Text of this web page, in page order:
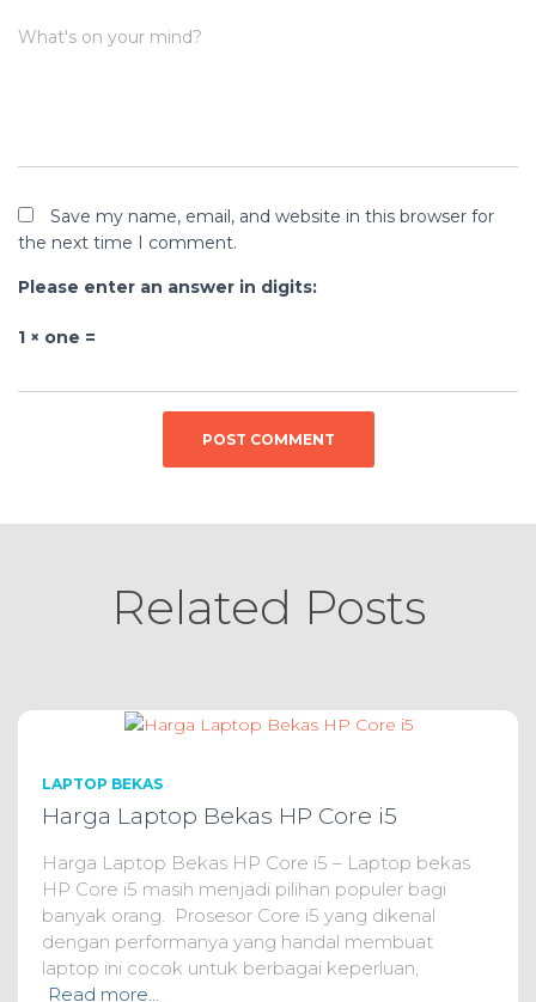
What's on your mind?
Save my name, email, and website in this browser for
the next time I comment.
Please enter an answer in digits:
1 × one =
Related Posts
LAPTOP BEKAS
Harga Laptop Bekas HP Core i5
Harga Laptop Bekas HP Core i5 – Laptop bekas
HP Core i5 masih menjadi pilihan populer bagi
banyak orang. Prosesor Core i5 yang dikenal
dengan performanya yang handal membuat
laptop ini cocok untuk berbagai keperluan,
Read more…